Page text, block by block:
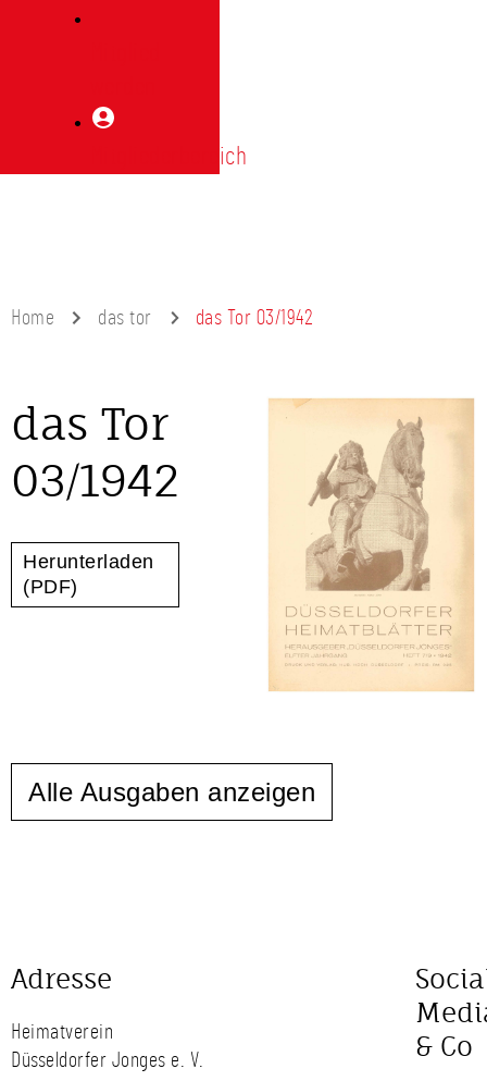
Mitgliederbereich
Home das tor das Tor 03/1942
das Tor
03/1942
Herunterladen
(PDF)
Alle Ausgaben anzeigen
Adresse
Heimatverein
Düsseldorfer Jonges e. V.
& Co